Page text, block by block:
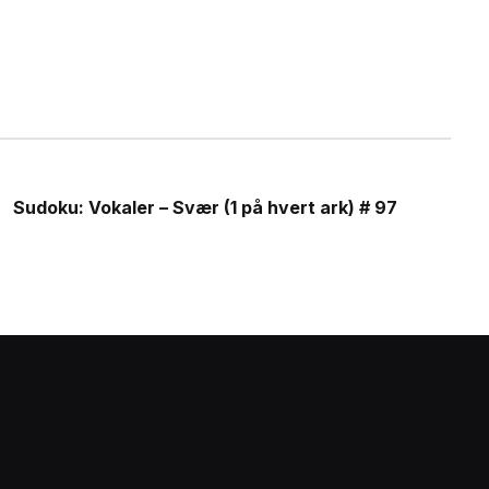
Sudoku: Vokaler – Svær (1 på hvert ark) # 97